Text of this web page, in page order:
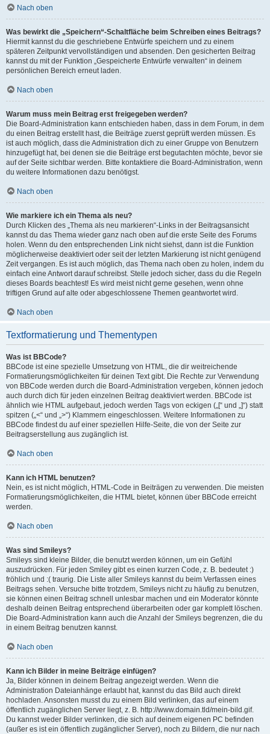
Nach oben
Was bewirkt die „Speichern“-Schaltfläche beim Schreiben eines Beitrags?
Hiermit kannst du die geschriebene Entwürfe speichern und zu einem
späteren Zeitpunkt vervollständigen und absenden. Den gesicherten Beitrag
kannst du mit der Funktion „Gespeicherte Entwürfe verwalten“ in deinem
persönlichen Bereich erneut laden.
Nach oben
Warum muss mein Beitrag erst freigegeben werden?
Die Board-Administration kann entschieden haben, dass in dem Forum, in dem
du einen Beitrag erstellt hast, die Beiträge zuerst geprüft werden müssen. Es
ist auch möglich, dass die Administration dich zu einer Gruppe von Benutzern
hinzugefügt hat, bei denen sie die Beiträge erst begutachten möchte, bevor sie
auf der Seite sichtbar werden. Bitte kontaktiere die Board-Administration, wenn
du weitere Informationen dazu benötigst.
Nach oben
Wie markiere ich ein Thema als neu?
Durch Klicken des „Thema als neu markieren“-Links in der Beitragsansicht
kannst du das Thema wieder ganz nach oben auf die erste Seite des Forums
holen. Wenn du den entsprechenden Link nicht siehst, dann ist die Funktion
möglicherweise deaktiviert oder seit der letzten Markierung ist nicht genügend
Zeit vergangen. Es ist auch möglich, das Thema nach oben zu holen, indem du
einfach eine Antwort darauf schreibst. Stelle jedoch sicher, dass du die Regeln
dieses Boards beachtest! Es wird meist nicht gerne gesehen, wenn ohne
triftigen Grund auf alte oder abgeschlossene Themen geantwortet wird.
Nach oben
Textformatierung und Thementypen
Was ist BBCode?
BBCode ist eine spezielle Umsetzung von HTML, die dir weitreichende
Formatierungsmöglichkeiten für deinen Text gibt. Die Rechte zur Verwendung
von BBCode werden durch die Board-Administration vergeben, können jedoch
auch durch dich für jeden einzelnen Beitrag deaktiviert werden. BBCode ist
ähnlich wie HTML aufgebaut, jedoch werden Tags von eckigen („[“ und „]“) statt
spitzen („<“ und „>“) Klammern eingeschlossen. Weitere Informationen zu
BBCode findest du auf einer speziellen Hilfe-Seite, die von der Seite zur
Beitragserstellung aus zugänglich ist.
Nach oben
Kann ich HTML benutzen?
Nein, es ist nicht möglich, HTML-Code in Beiträgen zu verwenden. Die meisten
Formatierungsmöglichkeiten, die HTML bietet, können über BBCode erreicht
werden.
Nach oben
Was sind Smileys?
Smileys sind kleine Bilder, die benutzt werden können, um ein Gefühl
auszudrücken. Für jeden Smiley gibt es einen kurzen Code, z. B. bedeutet :)
fröhlich und :( traurig. Die Liste aller Smileys kannst du beim Verfassen eines
Beitrags sehen. Versuche bitte trotzdem, Smileys nicht zu häufig zu benutzen,
sie können einen Beitrag schnell unlesbar machen und ein Moderator könnte
deshalb deinen Beitrag entsprechend überarbeiten oder gar komplett löschen.
Die Board-Administration kann auch die Anzahl der Smileys begrenzen, die du
in einem Beitrag benutzen kannst.
Nach oben
Kann ich Bilder in meine Beiträge einfügen?
Ja, Bilder können in deinem Beitrag angezeigt werden. Wenn die
Administration Dateianhänge erlaubt hat, kannst du das Bild auch direkt
hochladen. Ansonsten musst du zu einem Bild verlinken, das auf einem
öffentlich zugänglichen Server liegt, z. B. http://www.domain.tld/mein-bild.gif.
Du kannst weder Bilder verlinken, die sich auf deinem eigenen PC befinden
(außer es ist ein öffentlich zugänglicher Server), noch zu Bildern, die nur nach